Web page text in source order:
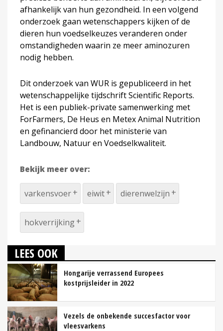
afhankelijk van hun gezondheid. In een volgend
onderzoek gaan wetenschappers kijken of de
dieren hun voedselkeuzes veranderen onder
omstandigheden waarin ze meer aminozuren
nodig hebben.
Dit onderzoek van WUR is gepubliceerd in het
wetenschappelijke tijdschrift Scientific Reports.
Het is een publiek-private samenwerking met
ForFarmers, De Heus en Metex Animal Nutrition
en gefinancierd door het ministerie van
Landbouw, Natuur en Voedselkwaliteit.
Bekijk meer over:
varkensvoer eiwit dierenwelzijn
hokverrijking
LEES OOK
Hongarije verrassend Europees
kostprijsleider in 2022
Vezels de onbekende succesfactor voor
vleesvarkens